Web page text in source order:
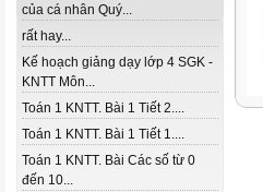
của cá nhân Quý...
rất hay...
Kế hoạch giảng dạy lớp 4 SGK -
KNTT Môn...
Toán 1 KNTT. Bài 1 Tiết 2....
Toán 1 KNTT. Bài 1 Tiết 1....
Toán 1 KNTT. Bài Các số từ 0
đến 10...